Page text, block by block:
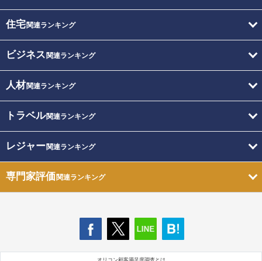
住宅関連ランキング
ビジネス 関連ランキング
人材関連ランキング
トラベル関連ランキング
レジャー関連ランキング
専門家評価関連ランキング
オリコン顧客満足度調査とは